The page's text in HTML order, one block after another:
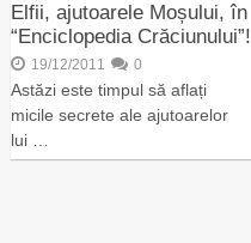
Elfii, ajutoarele Moșului, în
“Enciclopedia Crăciunului”!
19/12/2011 0
Astăzi este timpul să aflați
micile secrete ale ajutoarelor
lui …